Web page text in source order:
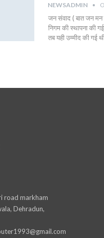
NEWSADMIN
जन संवाद ( बात जन
निगम की स्थापना की
तब यही उम्मीद की गई
road markham
Dehradun,